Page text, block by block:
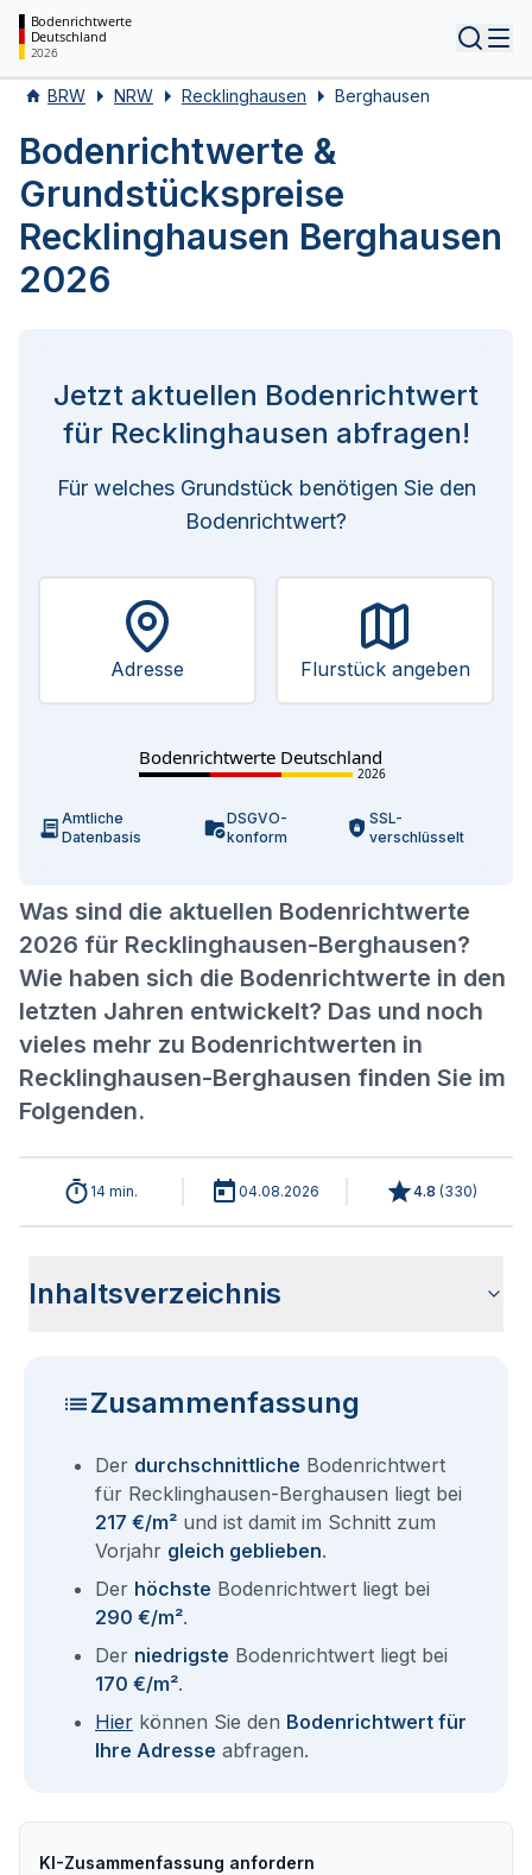
Bodenrichtwerte
Deutschland
2026
BRW NRW Recklinghausen Berghausen
Bodenrichtwerte &
Grundstückspreise
Recklinghausen Berghausen
2026
Was sind die aktuellen Bodenrichtwerte
2026 für Recklinghausen-Berghausen?
Wie haben sich die Bodenrichtwerte in den
letzten Jahren entwickelt? Das und noch
vieles mehr zu Bodenrichtwerten in
Recklinghausen-Berghausen finden Sie im
Folgenden.
Jetzt aktuellen Bodenrichtwert
für Recklinghausen abfragen!
Für welches Grundstück benötigen Sie den
Bodenrichtwert?
Adresse Flurstück angeben
Bodenrichtwerte Deutschland
2026
Amtliche
Datenbasis
DSGVO-
konform
SSL-
verschlüsselt
14 min. 04.08.2026 4.8 (330)
Inhaltsverzeichnis
Zusammenfassung
Der durchschnittliche Bodenrichtwert
für Recklinghausen-Berghausen liegt bei
217 €/m² und ist damit im Schnitt zum
Vorjahr gleich geblieben.
Der höchste Bodenrichtwert liegt bei
290 €/m².
Der niedrigste Bodenrichtwert liegt bei
170 €/m².
Hier können Sie den Bodenrichtwert für
Ihre Adresse abfragen.
KI-Zusammenfassung anfordern